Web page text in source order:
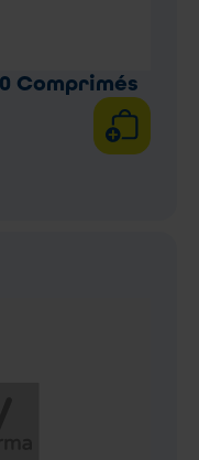
Comprimés